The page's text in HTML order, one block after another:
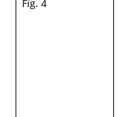
Fig. 4